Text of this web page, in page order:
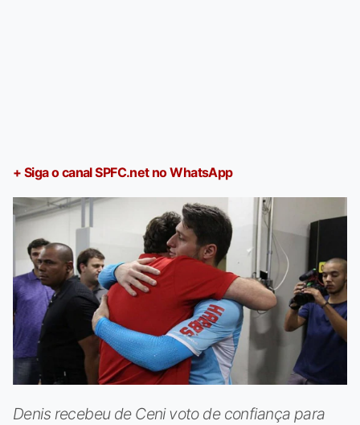
+ Siga o canal SPFC.net no WhatsApp
Denis recebeu de Ceni voto de confiança para